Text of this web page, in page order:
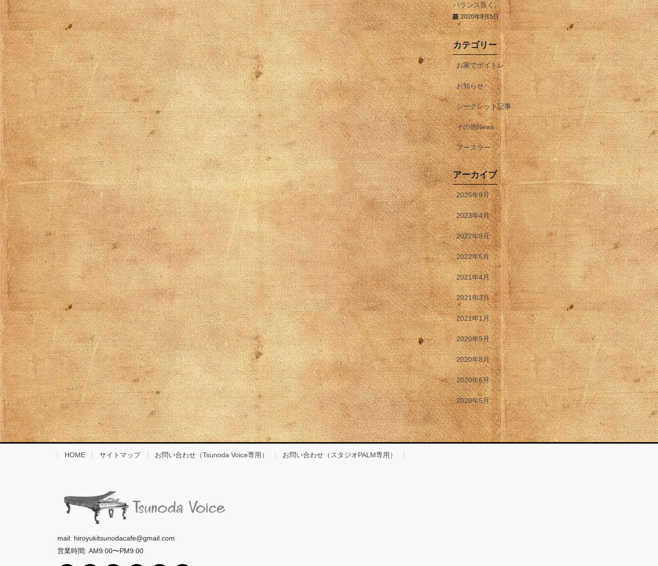
バランス良く。
2020年9月5日
カテゴリー
お家でボイトレ
お知らせ
シークレット記事
その他News
フースラー
アーカイブ
2025年9月
2023年4月
2022年9月
2022年5月
2021年4月
2021年3月
2021年1月
2020年9月
2020年8月
2020年6月
2020年5月
HOME サイトマップ お問い合わせ（Tsunoda Voice専用） お問い合わせ（スタジオPALM専用）
mail: hiroyukitsunodacafe@gmail.com
営業時間: AM9:00〜PM9:00